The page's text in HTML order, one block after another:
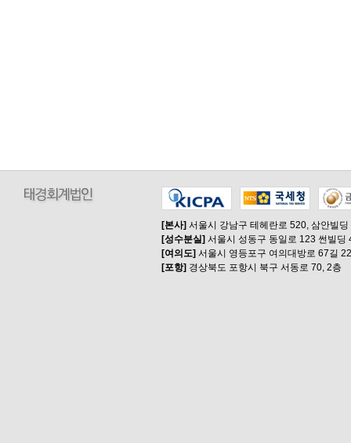
[본사] 서울시 강남구 테헤란로 520, 삼안빌딩
[성수분실] 서울시 성동구 동일로 123 썬빌딩
[여의도] 서울시 영등포구 여의대방로 67길
[포항] 경상북도 포항시 북구 서동로 70, 2층